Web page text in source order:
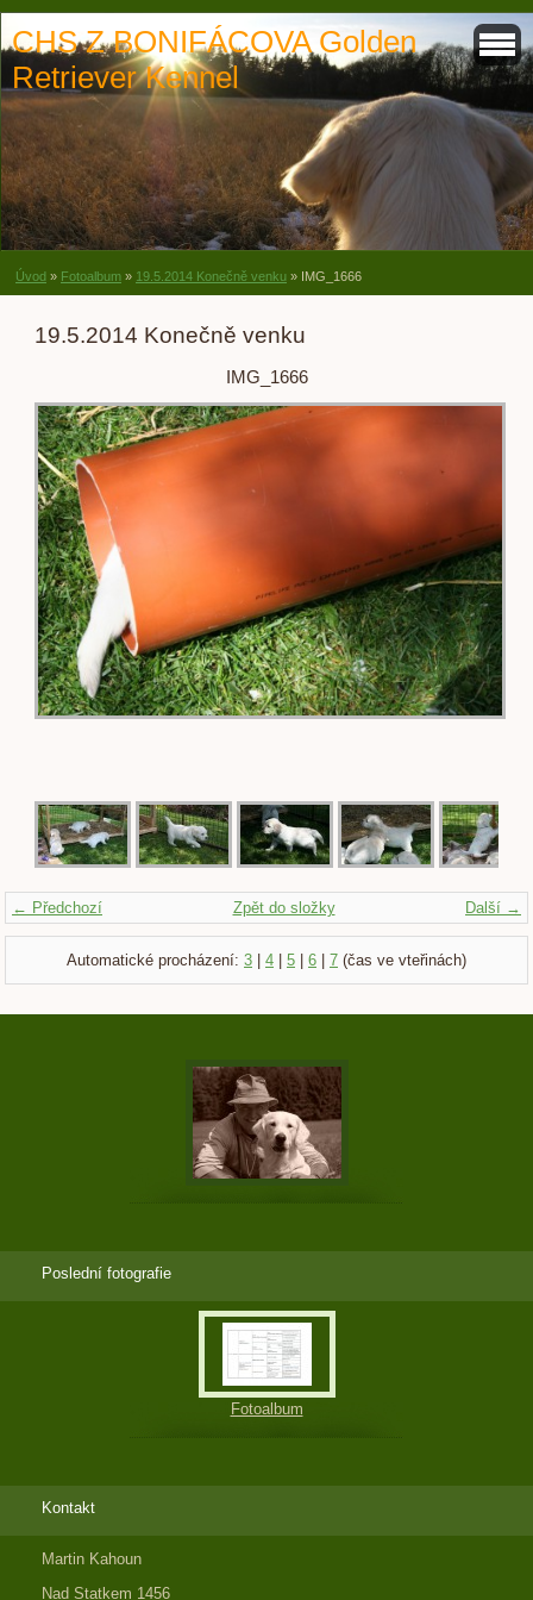
CHS Z BONIFÁCOVA Golden
Retriever Kennel
Úvod » Fotoalbum » 19.5.2014 Konečně venku » IMG_1666
19.5.2014 Konečně venku
IMG_1666
← Předchozí Další →
Zpět do složky
Automatické procházení: 3 4 5 6 7 (čas ve vteřinách)
Poslední fotografie
Fotoalbum
Kontakt
Martin Kahoun
Nad Statkem 1456